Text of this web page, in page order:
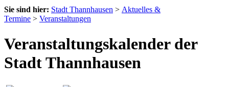
Sie sind hier: Stadt Thannhausen > Aktuelles &
Termine > Veranstaltungen
Veranstaltungskalender der
Stadt Thannhausen